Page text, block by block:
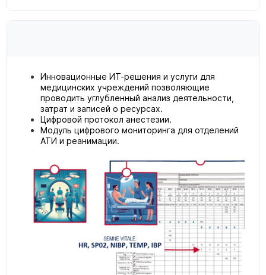
Инновационные ИТ-решения и услуги для
медицинских учреждений позволяющие
проводить углубленный анализ деятельности,
затрат и записей о ресурсах.
Цифровой протокол анестезии.
Модуль цифрового мониторинга для отделений
АТИ и реанимации.